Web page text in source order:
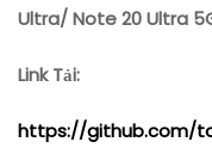
Ultra/ Note 20 Ultra
Link Tải:
https://github.com/